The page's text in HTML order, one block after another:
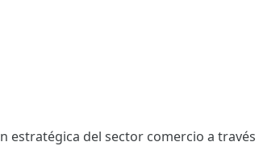
estratégica del sector comercio a